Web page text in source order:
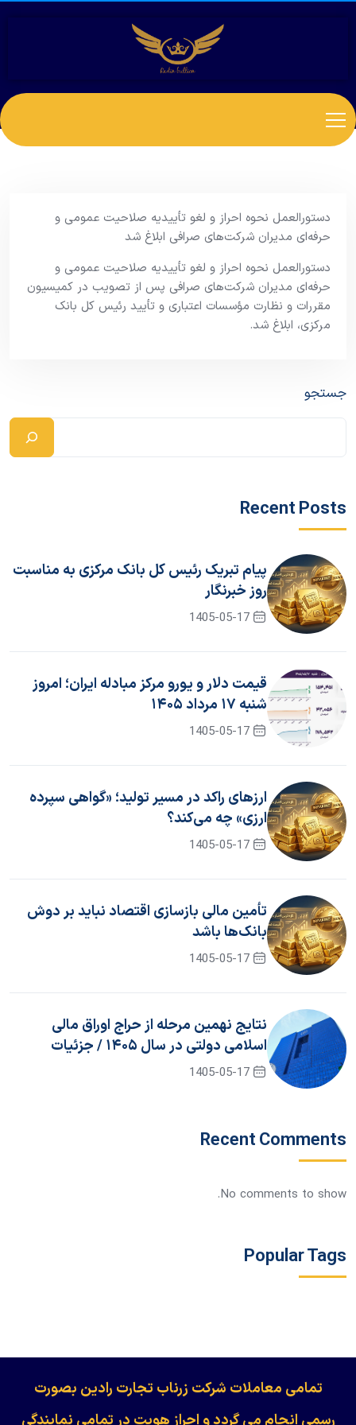
دستورالعمل نحوه احراز و لغو تأییدیه صلاحیت عمومی و
حرفه‌ای مدیران شرکت‌های صرافی ابلاغ شد
دستورالعمل نحوه احراز و لغو تأییدیه صلاحیت عمومی و
حرفه‌ای مدیران شرکت‌های صرافی پس از تصویب در کمیسیون
مقررات و نظارت مؤسسات اعتباری و تأیید رئیس کل بانک
مرکزی، ابلاغ شد.
جستجو
Recent Posts
پیام تبریک رئیس کل بانک مرکزی به مناسبت
روز خبرنگار
1405-05-17
قیمت دلار و یورو مرکز مبادله ایران؛ امروز
شنبه ۱۷ مرداد ۱۴۰۵
1405-05-17
ارزهای راکد در مسیر تولید؛ «گواهی سپرده
ارزی» چه می‌کند؟
1405-05-17
تأمین مالی بازسازی اقتصاد نباید بر دوش
بانک‌ها باشد
1405-05-17
نتایج نهمین مرحله از حراج اوراق مالی
اسلامی دولتی در سال ۱۴۰۵ / جزئیات
برگزاری حراج دهم
1405-05-17
Recent Comments
No comments to show.
Popular Tags
​​​​​​تمامی معاملات شرکت زرناب تجارت رادین بصورت
رسمی انجام می گردد و احراز هویت در تمامی نمایندگی